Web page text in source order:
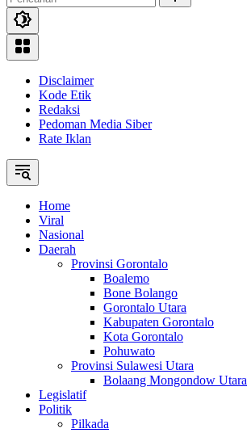
Disclaimer
Kode Etik
Redaksi
Pedoman Media Siber
Rate Iklan
Home
Viral
Nasional
Daerah
Provinsi Gorontalo
Boalemo
Bone Bolango
Gorontalo Utara
Kabupaten Gorontalo
Kota Gorontalo
Pohuwato
Provinsi Sulawesi Utara
Bolaang Mongondow Utara
Legislatif
Politik
Pilkada